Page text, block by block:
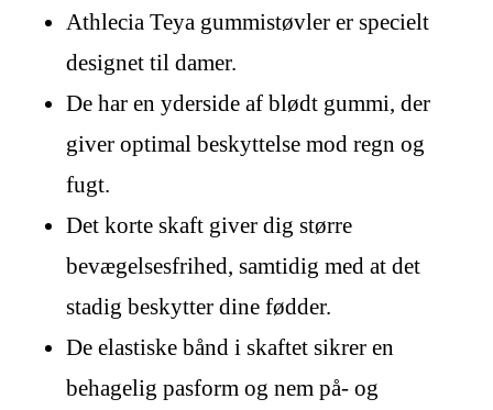
Athlecia Teya gummistøvler er specielt
designet til damer.
De har en yderside af blødt gummi, der
giver optimal beskyttelse mod regn og
fugt.
Det korte skaft giver dig større
bevægelsesfrihed, samtidig med at det
stadig beskytter dine fødder.
De elastiske bånd i skaftet sikrer en
behagelig pasform og nem på- og